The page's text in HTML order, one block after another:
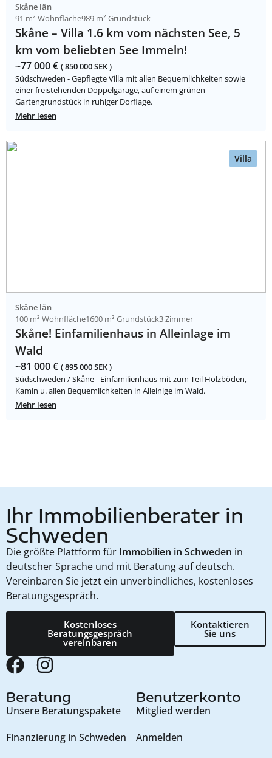
Skåne län
91 m² Wohnfläche989 m² Grundstück
Skåne – Villa 1.6 km vom nächsten See, 5
km vom beliebten See Immeln!
~77 000 € ( 850 000 SEK )
Südschweden - Gepflegte Villa mit allen Bequemlichkeiten sowie
einer freistehenden Doppelgarage, auf einem grünen
Gartengrundstück in ruhiger Dorflage.
Mehr lesen
Villa
Skåne län
100 m² Wohnfläche1600 m² Grundstück3 Zimmer
Skåne! Einfamilienhaus in Alleinlage im
Wald
~81 000 € ( 895 000 SEK )
Südschweden / Skåne - Einfamilienhaus mit zum Teil Holzböden,
Kamin u. allen Bequemlichkeiten in Alleinige im Wald.
Mehr lesen
Ihr Immobilienberater in
Schweden
Die größte Plattform für Immobilien in Schweden in
deutscher Sprache und mit Beratung auf deutsch.
Vereinbaren Sie jetzt ein unverbindliches, kostenloses
Beratungsgespräch.
Kostenloses
Beratungsgespräch
vereinbaren
Kontaktieren
Sie uns
Beratung
Unsere Beratungspakete
Finanzierung in Schweden
Benutzerkonto
Mitglied werden
Anmelden